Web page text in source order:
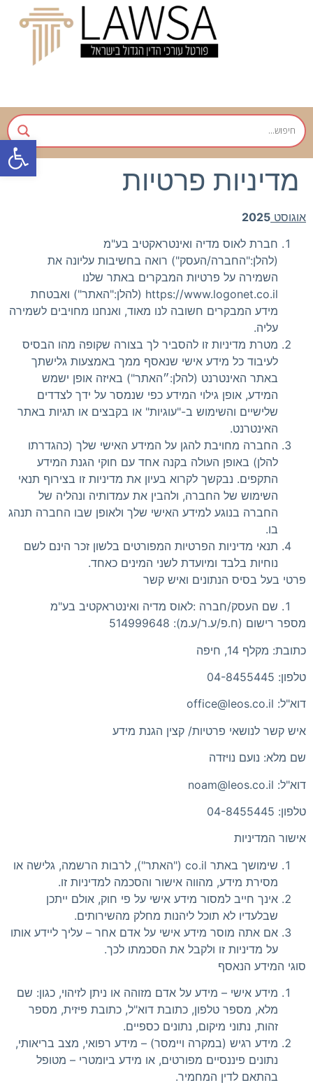
מדיניות פרטיות
אוגוסט 2025
חברת לאוס מדיה ואינטראקטיב בע"מ
(להלן:"החברה/העסק") רואה בחשיבות עליונה את
השמירה על פרטיות המבקרים באתר שלנו
https://www.logonet.co.il (להלן:"האתר") ואבטחת
מידע המבקרים חשובה לנו מאוד, ואנחנו מחויבים לשמירה
עליה.
מטרת מדיניות זו להסביר לך בצורה שקופה מהו הבסיס
לעיבוד כל מידע אישי שנאסף ממך באמצעות גלישתך
באתר האינטרנט (להלן:״האתר") באיזה אופן ישמש
המידע, אופן גילוי המידע כפי שנמסר על ידך לצדדים
שלישיים והשימוש ב-"עוגיות" או בקבצים או תגיות באתר
האינטרנט.
החברה מחויבת להגן על המידע האישי שלך (כהגדרתו
להלן) באופן העולה בקנה אחד עם חוקי הגנת המידע
התקפים. נבקשך לקרוא בעיון את מדיניות זו בצירוף תנאי
השימוש של החברה, ולהבין את עמדותיה ונהליה של
החברה בנוגע למידע האישי שלך ולאופן שבו החברה תנהג
בו.
תנאי מדיניות הפרטיות המפורטים בלשון זכר הינם לשם
נוחיות בלבד ומיועדת לשני המינים כאחד.
פרטי בעל בסיס הנתונים ואיש קשר
שם העסק/חברה :לאוס מדיה ואינטראקטיב בע"מ
מספר רישום (ח.פ/ע.ר/ע.מ): 514999648
כתובת: מקלף 14, חיפה
טלפון: 04-8455445
דוא"ל: office@leos.co.il
איש קשר לנושאי פרטיות/ קצין הגנת מידע
שם מלא: נועם נויזדה
דוא"ל: noam@leos.co.il
טלפון: 04-8455445
אישור המדיניות
שימושך באתר co.il ("האתר"), לרבות הרשמה, גלישה או
מסירת מידע, מהווה אישור והסכמה למדיניות זו.
אינך חייב למסור מידע אישי על פי חוק, אולם ייתכן
שבלעדיו לא תוכל ליהנות מחלק מהשירותים.
אם אתה מוסר מידע אישי על אדם אחר – עליך ליידע אותו
על מדיניות זו ולקבל את הסכמתו לכך.
סוגי המידע הנאסף
מידע אישי – מידע על אדם מזוהה או ניתן לזיהוי, כגון: שם
מלא, מספר טלפון, כתובת דוא"ל, כתובת פיזית, מספר
זהות, נתוני מיקום, נתונים כספיים.
מידע רגיש (במקרה ויימסר) – מידע רפואי, מצב בריאותי,
נתונים פיננסיים מפורטים, או מידע ביומטרי – מטופל
בהתאם לדין המחמיר.